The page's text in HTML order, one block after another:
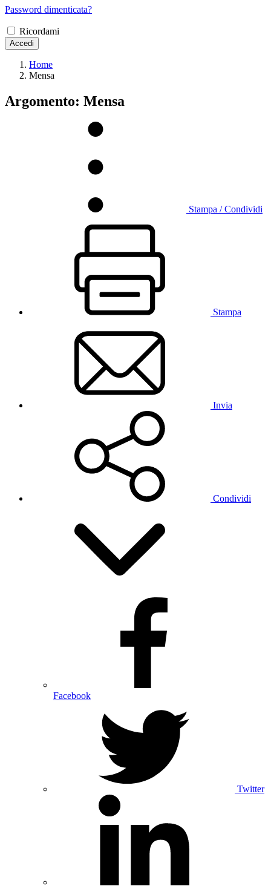
Password dimenticata?
Ricordami
Accedi
Home
Mensa
Argomento: Mensa
Stampa / Condividi
Stampa
Invia
Condividi
Facebook
Twitter